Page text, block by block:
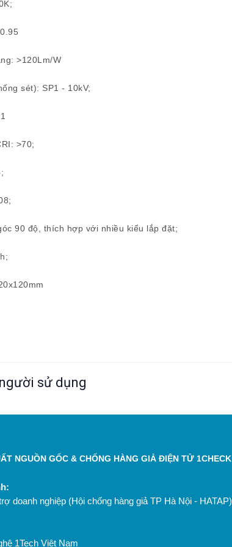
>120Lm/W
sét): SP1 - 10kV;
>70;
90 độ, thích hợp với nhiều kiểu lắp đặt;
sử dụng
NGUỒN GỐC & CHỐNG HÀNG GIẢ ĐIỆN TỬ 1CHECK
doanh nghiệp (Hội chống hàng giả TP Hà Nội - HATAP)
1Tech Việt Nam